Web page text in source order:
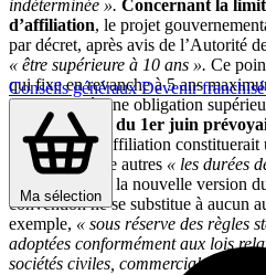
Conseils générauxDevenir
Ma sélection
indéterminée ». Concernant la
d’affiliation, le projet
par décret, après avis de l’Autorité
« être supérieure à 10 ans ». Ce
qui fixe en revanche à 5 ans
pour l’affilié, une obligation
là où le projet du 1er juin
convention d’affiliation constituerait
indiquant, entre autres « les durées
, la nouvelle version
convention ne se substitue à aucun
exemple, « sous réserve des règles
adoptées conformément aux lois
sociétés civiles, commerciales ou